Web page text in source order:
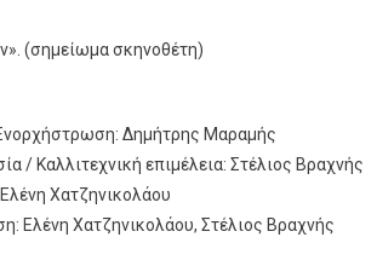
(σημείωμα σκηνοθέτη)
Δημήτρης Μαραμής
/ Καλλιτεχνική επιμέλεια: Στέλιος Βραχνής
Χατζηνικολάου
Ελένη Χατζηνικολάου, Στέλιος Βραχνής